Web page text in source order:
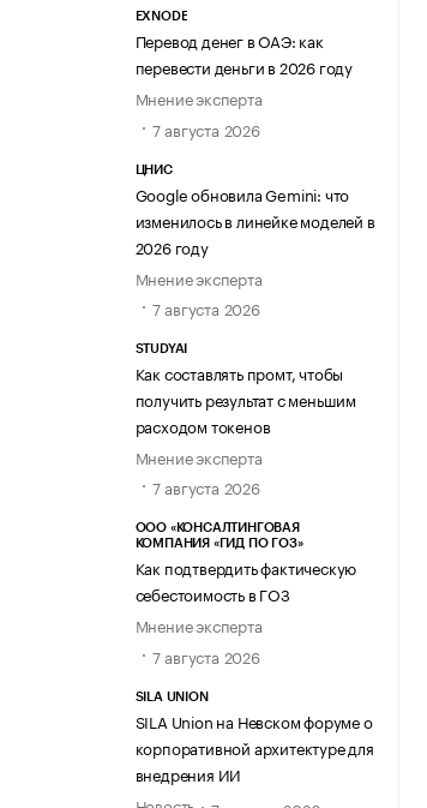
EXNODE
Перевод денег в ОАЭ: как
перевести деньги в 2026 году
Мнение эксперта
7 августа 2026
ЦНИС
Google обновила Gemini: что
изменилось в линейке моделей в
2026 году
Мнение эксперта
7 августа 2026
STUDYAI
Как составлять промт, чтобы
получить результат с меньшим
расходом токенов
Мнение эксперта
7 августа 2026
ООО «КОНСАЛТИНГОВАЯ
КОМПАНИЯ «ГИД ПО ГОЗ»
Как подтвердить фактическую
себестоимость в ГОЗ
Мнение эксперта
7 августа 2026
SILA UNION
SILA Union на Невском форуме о
корпоративной архитектуре для
внедрения ИИ